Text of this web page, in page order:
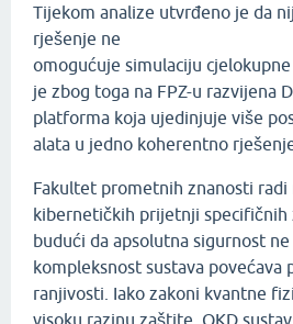
Tijekom analize utvrđeno je da
rješenje ne
omogućuje simulaciju
je zbog toga na FPZ-u razvijena
platforma koja ujedinjuje više
alata u jedno koherentno
Fakultet prometnih znanosti radi
kibernetičkih prijetnji specifičnih
budući da apsolutna sigurnost
kompleksnost sustava povećava
ranjivosti. Iako zakoni kvantne
visoku razinu zaštite, QKD